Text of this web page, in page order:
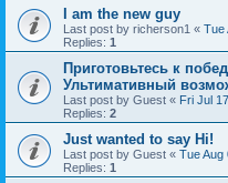
I am the new guy
Last post by richerson1 « Tue
Replies: 1
Приготовьтесь к
Ультимативный
Last post by Guest « Fri Jul
Replies: 2
Just wanted to say Hi!
Last post by Guest « Tue Aug
Replies: 1